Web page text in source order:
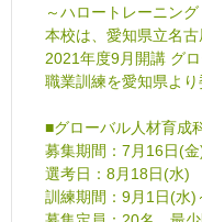
～ハロートレーニン
本校は、愛知県立名
2021年度9月開講 グ
職業訓練を愛知県より
■グローバル人材育成
募集期間：7月16日(
選考日：8月18日(水)
訓練期間：9月1日(水)